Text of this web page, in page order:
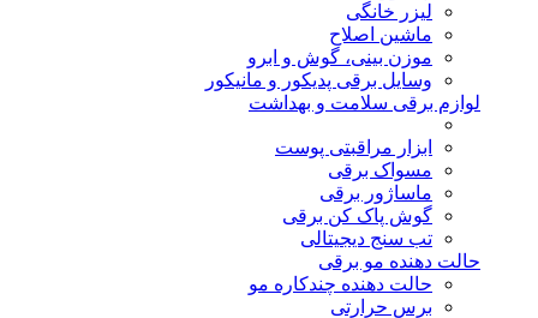
لیزر خانگی
ماشین اصلاح
موزن بینی، گوش و ابرو
وسایل برقی پدیکور و مانیکور
لوازم برقی سلامت و بهداشت
ابزار مراقبتی پوست
مسواک برقی
ماساژور برقی
گوش پاک کن برقی
تب سنج دیجیتالی
حالت دهنده مو برقی
حالت دهنده چندکاره مو
برس حرارتی